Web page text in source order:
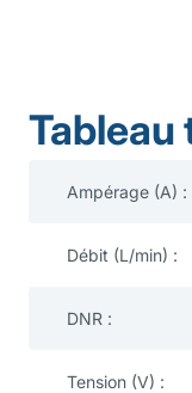
Tableau
Ampérage (A) :
Débit (L/min) :
DNR :
Tension (V) :